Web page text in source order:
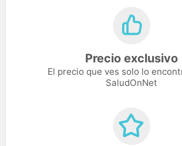
Precio exclusivo
El precio que ves solo lo
SaludOnNet